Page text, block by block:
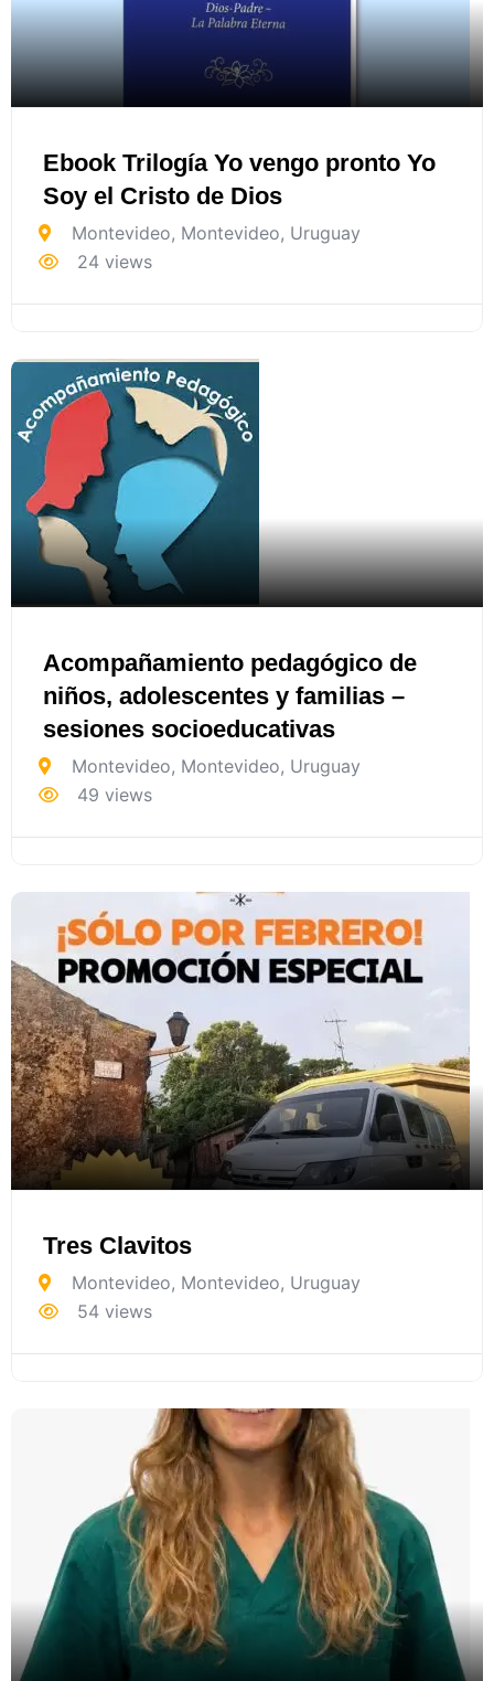
Ebook Trilogía Yo vengo pronto Yo
Soy el Cristo de Dios
Montevideo, Montevideo, Uruguay
24 views
Acompañamiento pedagógico de
niños, adolescentes y familias –
sesiones socioeducativas
Montevideo, Montevideo, Uruguay
49 views
Tres Clavitos
Montevideo, Montevideo, Uruguay
54 views